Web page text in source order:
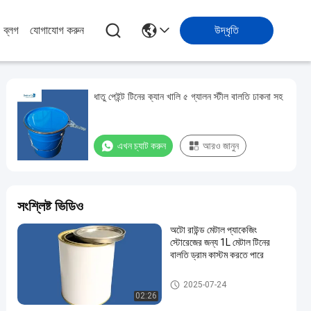
ব্লগ যোগাযোগ করুন উদ্ধৃতি
ধাতু পেইন্ট টিনের ক্যান খালি ৫ গ্যালন স্টীল বালতি ঢাকনা সহ
এখন চ্যাট করুন আরও জানুন
সংশ্লিষ্ট ভিডিও
02:26
অটো রাউন্ড মেটাল প্যাকেজিং
স্টোরেজের জন্য 1L মেটাল টিনের
বালতি ড্রাম কাস্টম করতে পারে
গাড়ির পেইন্ট টিন
2025-07-24